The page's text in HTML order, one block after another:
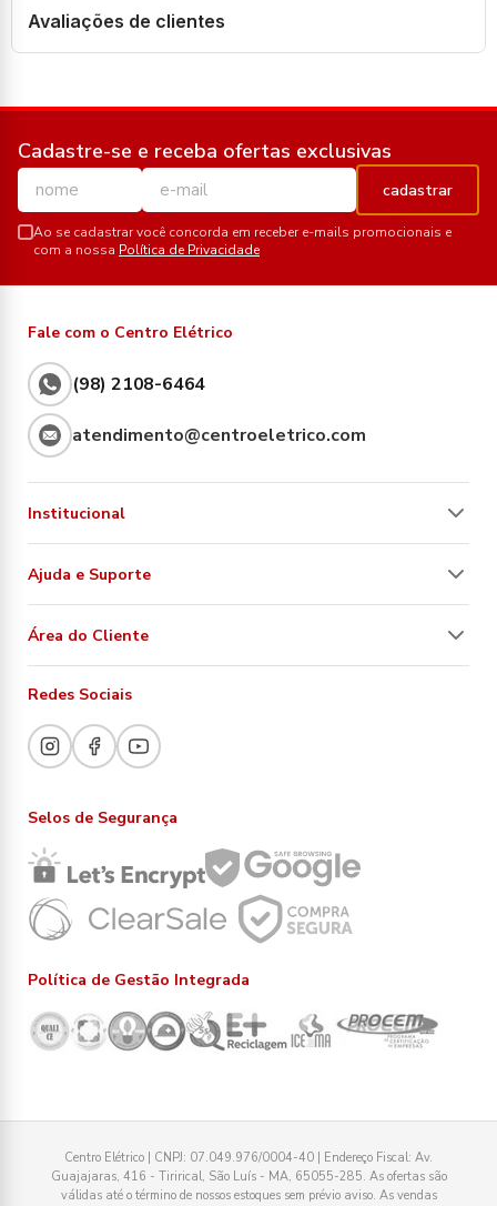
Avaliações de clientes
Cadastre-se e receba ofertas exclusivas
cadastrar
Ao se cadastrar você concorda em receber e-mails promocionais e
com a nossa Política de Privacidade
Fale com o Centro Elétrico
(98) 2108-6464
atendimento@centroeletrico.com
Institucional
Ajuda e Suporte
Área do Cliente
Redes Sociais
Selos de Segurança
Política de Gestão Integrada
Centro Elétrico | CNPJ: 07.049.976/0004-40 | Endereço Fiscal: Av.
Guajajaras, 416 - Tirirical, São Luís - MA, 65055-285. As ofertas são
válidas até o término de nossos estoques sem prévio aviso. As vendas